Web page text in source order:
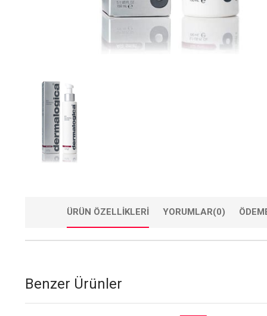
ÜRÜN ÖZELLIKLERI YORUMLAR(0)
Benzer Ürünler